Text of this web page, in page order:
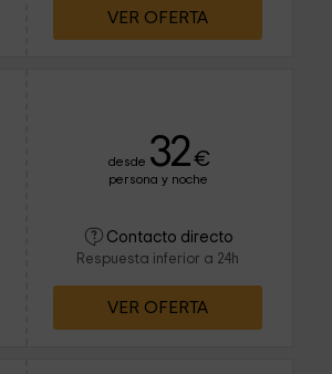
VER OFERTA
desde 32€
persona y noche
Contacto directo
Respuesta inferior a 24h
VER OFERTA